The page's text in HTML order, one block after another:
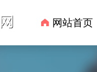
网站首页